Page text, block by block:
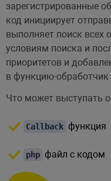
зарегистрированные
код инициирует
выполняет поиск всех
условиям поиска и
приоритетов и
в функцию-обработчик
Что может выступать
Callback функция
php файл с кодом